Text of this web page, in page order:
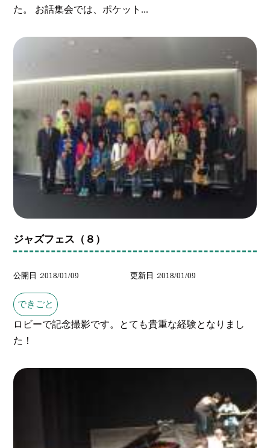
た。 お話集会では、ポケット...
ジャズフェス（８）
公開日 2018/01/09 更新日 2018/01/09
できごと
ロビーで記念撮影です。とても貴重な経験となりまし
た！